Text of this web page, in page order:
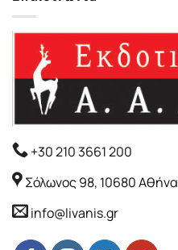
+30 210 3661 200
Σόλωνος 98, 10680 Αθήνα
info@livanis.gr